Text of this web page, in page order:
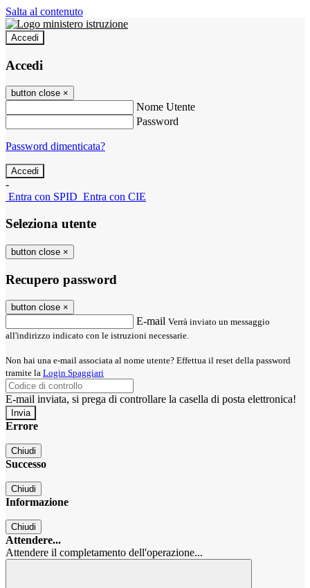
Salta al contenuto
Accedi
Accedi
button close ×
Nome Utente
Password
Password dimenticata?
-
Entra con SPID Entra con CIE
Seleziona utente
button close ×
Recupero password
button close ×
E-mail Verrà inviato un messaggio
all'indirizzo indicato con le istruzioni necessarie.
Non hai una e-mail associata al nome utente? Effettua il reset della password
tramite la Login Spaggiari
E-mail inviata, si prega di controllare la casella di posta elettronica!
Errore
Chiudi
Successo
Chiudi
Informazione
Chiudi
Attendere...
Attendere il completamento dell'operazione...